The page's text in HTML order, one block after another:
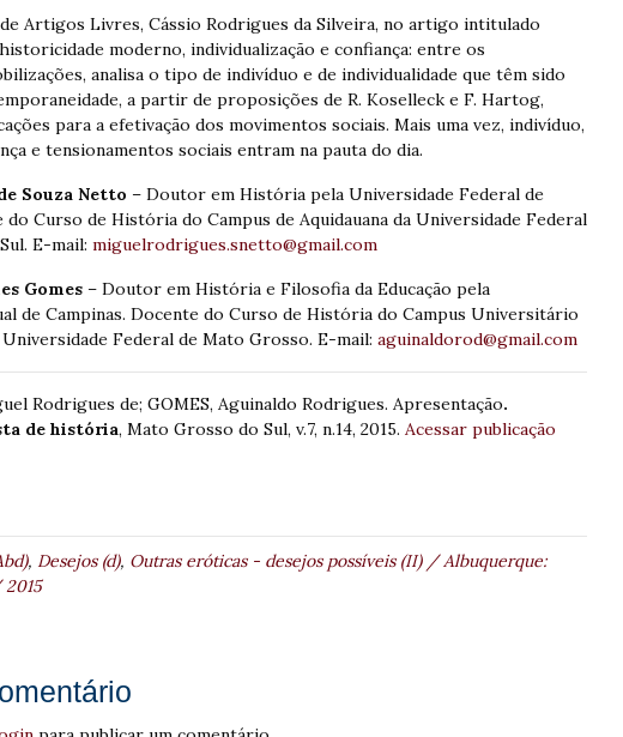
de Artigos Livres, Cássio Rodrigues da Silveira, no artigo intitulado
moderno, individualização e confiança: entre os
analisa o tipo de indivíduo e de individualidade que têm sido
a partir de proposições de R. Koselleck e F. Hartog,
para a efetivação dos movimentos sociais. Mais uma vez, indivíduo,
e tensionamentos sociais entram na pauta do dia.
Souza Netto – Doutor em História pela Universidade Federal de
Curso de História do Campus de Aquidauana da Universidade Federal
E-mail: miguelrodrigues.snetto@gmail.com
Gomes – Doutor em História e Filosofia da Educação pela
de Campinas. Docente do Curso de História do Campus Universitário
Federal de Mato Grosso. E-mail: aguinaldorod@gmail.com
Rodrigues de; GOMES, Aguinaldo Rodrigues. Apresentação.
de história, Mato Grosso do Sul, v.7, n.14, 2015. Acessar publicação
, Desejos (d), Outras eróticas - desejos possíveis (II) / Albuquerque: